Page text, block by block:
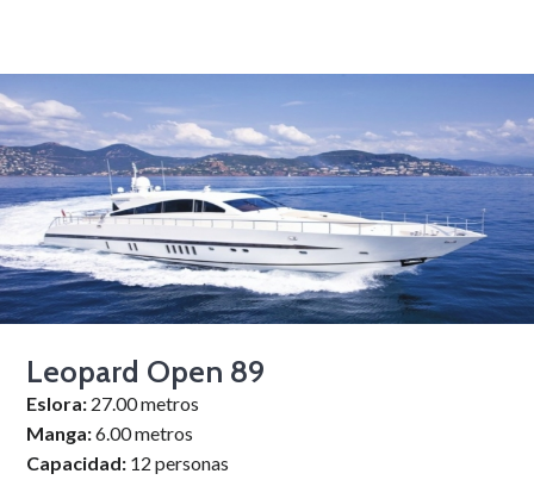
Leopard Open 89
Eslora: 27.00 metros
Manga:6.00 metros
Capacidad: 12 personas